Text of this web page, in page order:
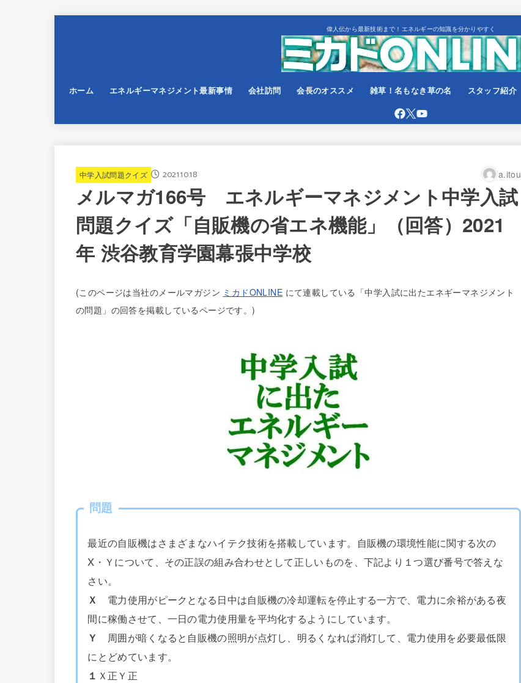
偉人伝から最新技術まで！エネルギーの知識を分かりやすく
ホーム エネルギーマネジメント最新事情 会社訪問 会長のオススメ 雑草！名もなき草の名 スタッフ紹介
中学入試問題クイズ 2021.10.18 a.itou
メルマガ166号 エネルギーマネジメント中学入試
問題クイズ「自販機の省エネ機能」（回答）2021
年 渋谷教育学園幕張中学校
(このページは当社のメールマガジン ミカドONLINE にて連載している「中学入試に出たエネギーマネジメント
の問題」の回答を掲載しているページです。)
問題
最近の自販機はさまざまなハイテク技術を搭載しています。自販機の環境性能に関する次の
X・Ｙについて、その正誤の組み合わせとして正しいものを、下記より１つ選び番号で答えな
さい。
Ｘ
電力使用がピークとなる日中は自販機の冷却運転を停止する一方で、電力に余裕がある夜
間に稼働させて、一日の電力使用量を平均化するようにしています。
Ｙ
周囲が暗くなると自販機の照明が点灯し、明るくなれば消灯して、電力使用を必要最低限
にとどめています。
１ Ｘ正Ｙ正